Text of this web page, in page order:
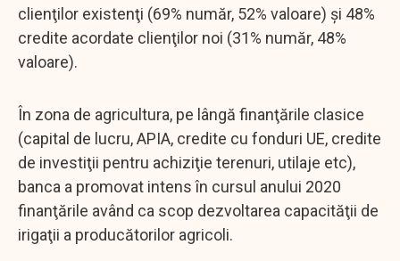
clienţilor existenţi (69% număr, 52% valoare) şi 48%
credite acordate clienţilor noi (31% număr, 48%
valoare).
În zona de agricultura, pe lângă finanţările clasice
(capital de lucru, APIA, credite cu fonduri UE, credite
de investiţii pentru achiziţie terenuri, utilaje etc),
banca a promovat intens în cursul anului 2020
finanţările având ca scop dezvoltarea capacităţii de
irigaţii a producătorilor agricoli.